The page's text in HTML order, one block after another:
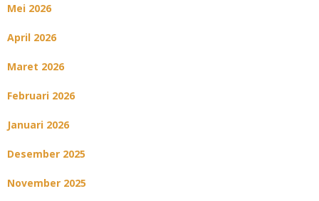
Mei 2026
April 2026
Maret 2026
Februari 2026
Januari 2026
Desember 2025
November 2025